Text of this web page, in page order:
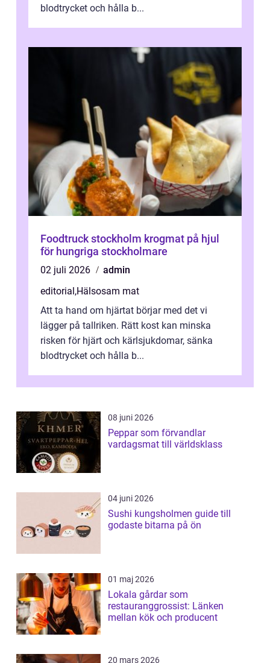
blodtrycket och hålla b...
Foodtruck stockholm krogmat på hjul
för hungriga stockholmare
02 juli 2026
admin
editorial,Hälsosam mat
Att ta hand om hjärtat börjar med det vi
lägger på tallriken. Rätt kost kan minska
risken för hjärt och kärlsjukdomar, sänka
blodtrycket och hålla b...
08 juni 2026
Peppar som förvandlar
vardagsmat till världsklass
04 juni 2026
Sushi kungsholmen guide till
godaste bitarna på ön
01 maj 2026
Lokala gårdar som
restauranggrossist: Länken
mellan kök och producent
20 mars 2026